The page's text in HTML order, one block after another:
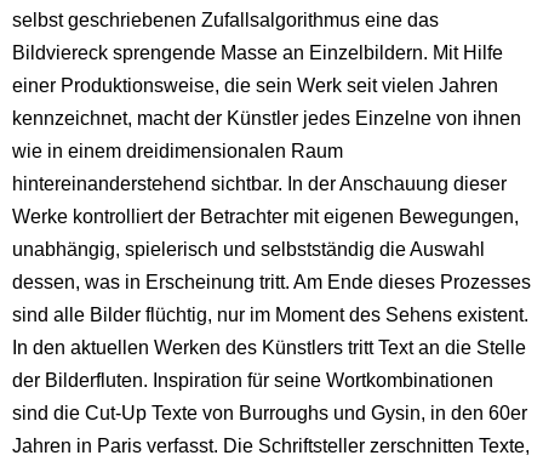
selbst geschriebenen Zufallsalgorithmus eine das
Bildviereck sprengende Masse an Einzelbildern. Mit Hilfe
einer Produktionsweise, die sein Werk seit vielen Jahren
kennzeichnet, macht der Künstler jedes Einzelne von ihnen
wie in einem dreidimensionalen Raum
hintereinanderstehend sichtbar. In der Anschauung dieser
Werke kontrolliert der Betrachter mit eigenen Bewegungen,
unabhängig, spielerisch und selbstständig die Auswahl
dessen, was in Erscheinung tritt. Am Ende dieses Prozesses
sind alle Bilder flüchtig, nur im Moment des Sehens existent.
In den aktuellen Werken des Künstlers tritt Text an die Stelle
der Bilderfluten. Inspiration für seine Wortkombinationen
sind die Cut-Up Texte von Burroughs und Gysin, in den 60er
Jahren in Paris verfasst. Die Schriftsteller zerschnitten Texte,